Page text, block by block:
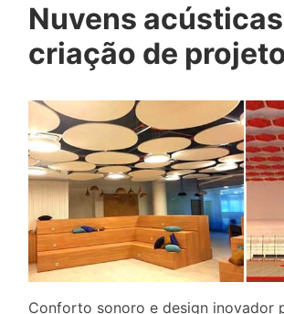
Nuvens
criação de
Conforto sonoro e design inovador